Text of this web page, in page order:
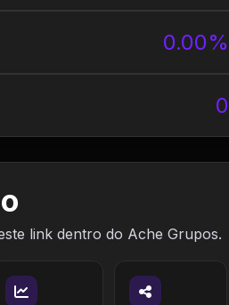
0.00%
0
link dentro do Ache Grupos.